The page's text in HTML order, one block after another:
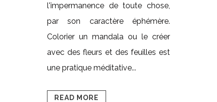
l'impermanence de toute chose,
par son caractère éphémère.
Colorier un mandala ou le créer
avec des fleurs et des feuilles est
une pratique méditative...
READ MORE